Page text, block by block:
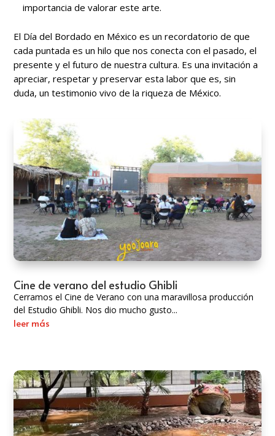
importancia de valorar este arte.
El Día del Bordado en México es un recordatorio de que
cada puntada es un hilo que nos conecta con el pasado, el
presente y el futuro de nuestra cultura. Es una invitación a
apreciar, respetar y preservar esta labor que es, sin
duda, un testimonio vivo de la riqueza de México.
Cine de verano del estudio Ghibli
Cerramos el Cine de Verano con una maravillosa producción
del Estudio Ghibli. Nos dio mucho gusto...
leer más